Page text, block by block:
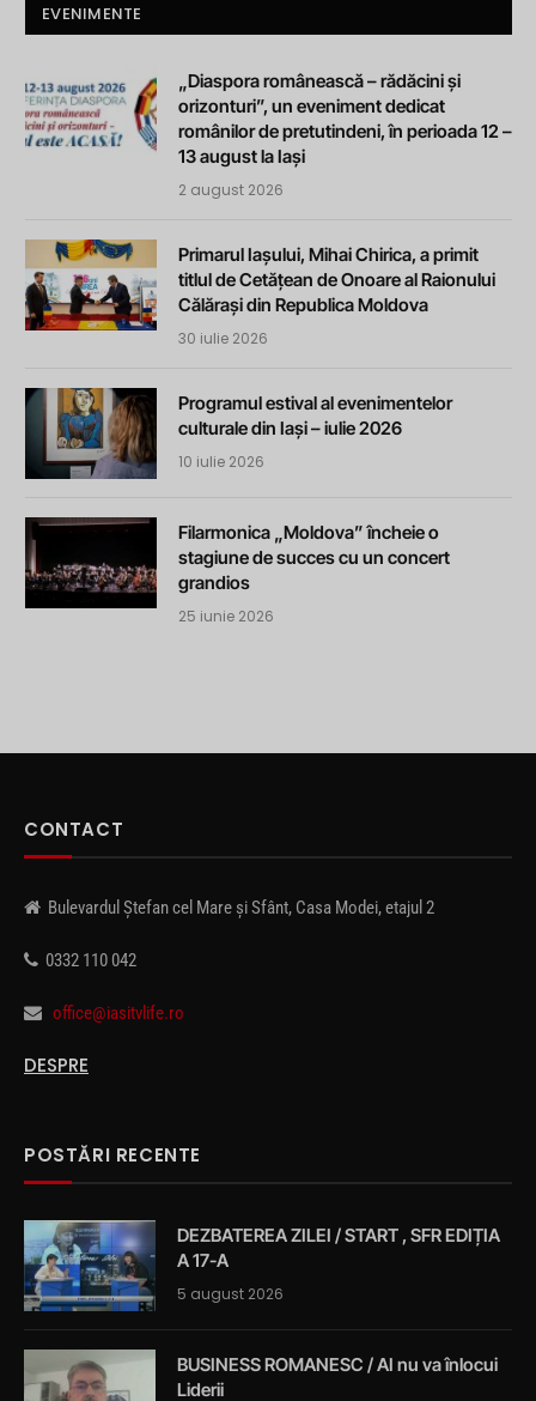
EVENIMENTE
„Diaspora românească – rădăcini și
orizonturi”, un eveniment dedicat
românilor de pretutindeni, în perioada 12 –
13 august la Iași
2 august 2026
Primarul Iașului, Mihai Chirica, a primit
titlul de Cetățean de Onoare al Raionului
Călărași din Republica Moldova
30 iulie 2026
Programul estival al evenimentelor
culturale din Iași – iulie 2026
10 iulie 2026
Filarmonica „Moldova” încheie o
stagiune de succes cu un concert
grandios
25 iunie 2026
CONTACT
Bulevardul Ștefan cel Mare și Sfânt, Casa Modei, etajul 2
0332 110 042
office@iasitvlife.ro
DESPRE
POSTĂRI RECENTE
DEZBATEREA ZILEI / START , SFR EDIȚIA
A 17-A
5 august 2026
BUSINESS ROMANESC / AI nu va înlocui
Liderii